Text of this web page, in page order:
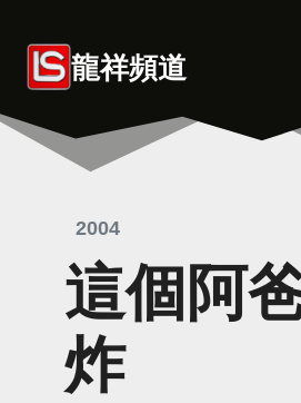
content 龍祥頻道
2004
這個阿
炸